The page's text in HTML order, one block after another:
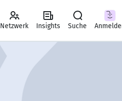
Netzwerk Insights Suche